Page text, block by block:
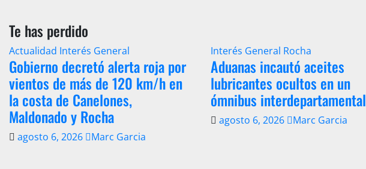
Te has perdido
Actualidad Interés General
Gobierno decretó alerta roja por
vientos de más de 120 km/h en
la costa de Canelones,
Maldonado y Rocha
agosto 6, 2026 Marc Garcia
Interés General Rocha
Aduanas incautó aceites
lubricantes ocultos en un
ómnibus interdepartamental
agosto 6, 2026 Marc Garcia